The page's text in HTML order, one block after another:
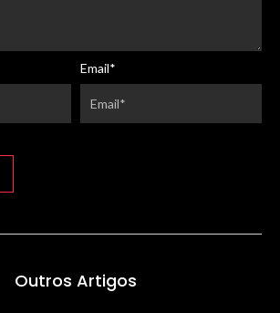
Email*
Outros Artigos